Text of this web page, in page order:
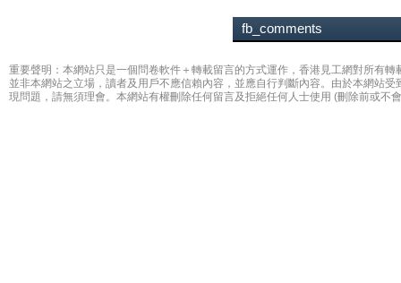
fb_comments
重要聲明：本網站只是一個問卷軟件＋轉載留言的方式運作，香港見工網對所有
並非本網站之立場，讀者及用戶不應信賴內容，並應自行判斷內容。由於本網站
現問題，請無須理會。本網站有權刪除任何留言及拒絕任何人士使用 (刪除前或